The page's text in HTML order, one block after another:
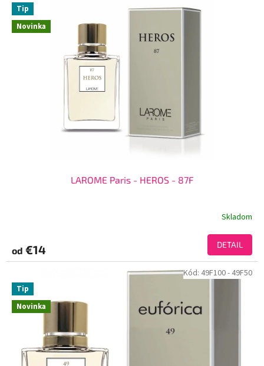
Novinka
Tip
LAROME Paris - HEROS - 87F
Skladom
od €14 DETAIL
Novinka
Tip
Kód: 49F100- 49F50